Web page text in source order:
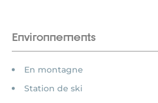
Environnements
En montagne
Station de ski